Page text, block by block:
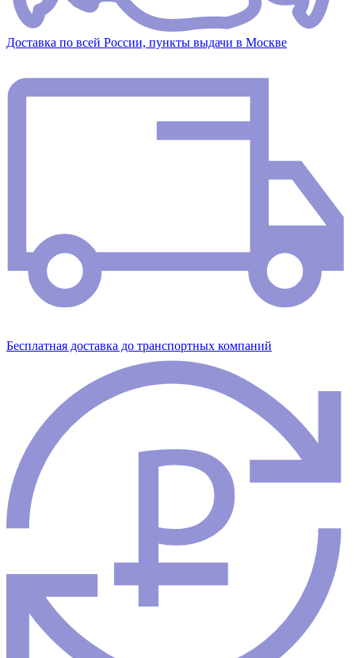
Доставка по всей России, пункты выдачи в Москве
Бесплатная доставка до транспортных компаний